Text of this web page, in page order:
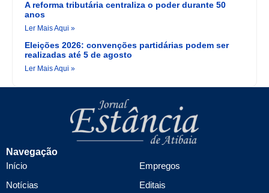
A reforma tributária centraliza o poder durante 50
anos
Ler Mais Aqui »
Eleições 2026: convenções partidárias podem ser
realizadas até 5 de agosto
Ler Mais Aqui »
Navegação
Início
Notícias
Empregos
Editais